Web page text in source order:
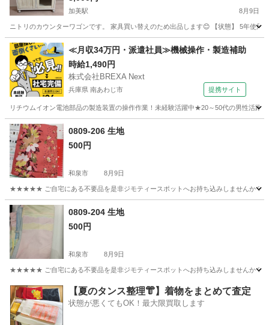
加美駅 8月9日
ニトリのカウンターワゴンです。 家具買い替えのため出品します😊 【状態】 5年使
大阪 大阪市 加美駅 収納家具
≪月収34万円・派遣社員≫機械操作・製造補助
時給1,490円
株式会社BREXA Next
兵庫県 南あわじ市 提携サイト
リチウムイオン電池部品の製造装置の操作作業！未経験活躍中★20～50代の男性活
兵庫 南あわじ市0809-206 生地
500円
和泉市 8月9日
★★★★★ ご自宅にある不要品を是非ジモティースポットへお持ち込みしませんか？
大阪 和泉市 現地
0809-204 生地
500円
和泉市 8月9日
★★★★★ ご自宅にある不要品を是非ジモティースポットへお持ち込みしませんか？
大阪 和泉市 寝具 現地
【夏のタンス整理👘】着物をまとめて査定
状態が悪くてもOK！最大限買取します